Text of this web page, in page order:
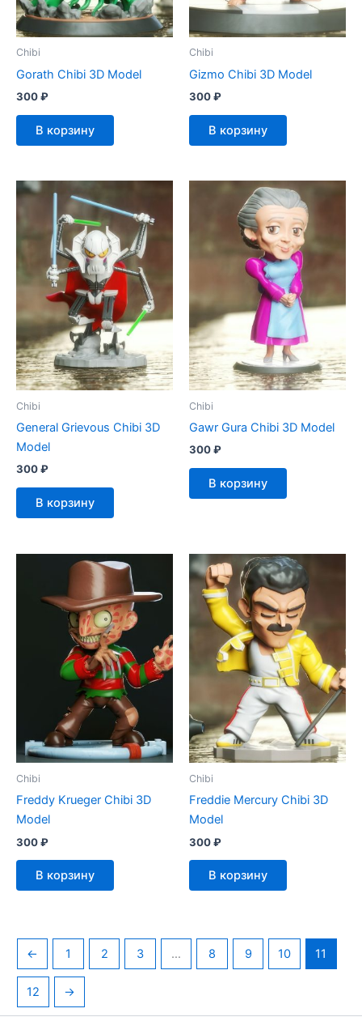
Chibi
Gorath Chibi 3D Model
300₽
В корзину
Chibi
Gizmo Chibi 3D Model
300₽
В корзину
Chibi
General Grievous Chibi 3D
Model
300₽
В корзину
Chibi
Gawr Gura Chibi 3D Model
300₽
В корзину
Chibi
Freddy Krueger Chibi 3D
Model
300₽
В корзину
Chibi
Freddie Mercury Chibi 3D
Model
300₽
В корзину
← 1 2 3 … 8 9 10 11
12 →